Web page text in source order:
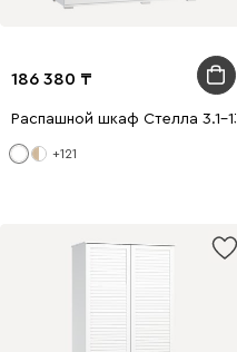
186 380
Распашной шкаф Стелла 3.1-
+121